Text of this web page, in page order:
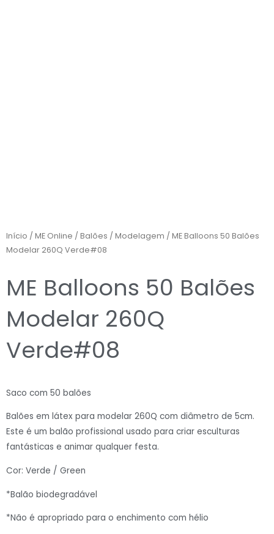
Início / ME Online / Balões / Modelagem / ME Balloons 50 Balões
Modelar 260Q Verde#08
ME Balloons 50 Balões
Modelar 260Q
Verde#08
Saco com 50 balões
Balões em látex para modelar 260Q com diâmetro de 5cm.
Este é um balão profissional usado para criar esculturas
fantásticas e animar qualquer festa.
Cor: Verde / Green
*Balão biodegradável
*Não é apropriado para o enchimento com hélio